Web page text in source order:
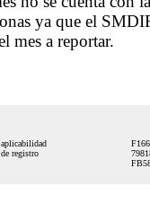
ya que el
mes a reportar.
aplicabilidad
registro